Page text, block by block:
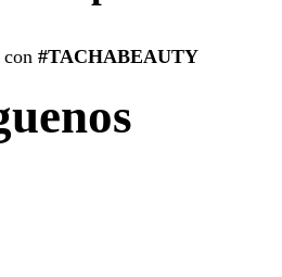
#TACHABEAUTY